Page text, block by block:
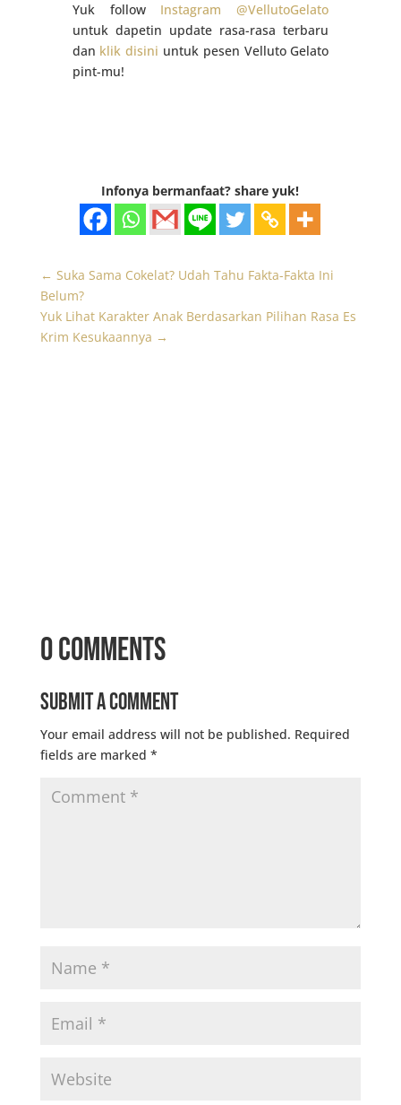
Yuk follow Instagram @VellutoGelato
untuk dapetin update rasa-rasa terbaru
dan klik disini untuk pesen Velluto Gelato
pint-mu!
Infonya bermanfaat? share yuk!
← Suka Sama Cokelat? Udah Tahu Fakta-Fakta Ini
Belum?
Yuk Lihat Karakter Anak Berdasarkan Pilihan Rasa Es
Krim Kesukaannya →
0 Comments
Submit a Comment
Your email address will not be published. Required
fields are marked *